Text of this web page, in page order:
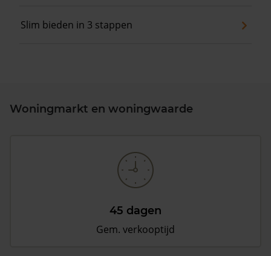
Slim bieden in 3 stappen
Woningmarkt en woningwaarde
45 dagen
Gem. verkooptijd